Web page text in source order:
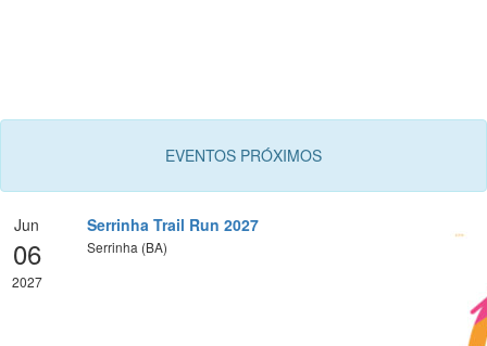
EVENTOS PRÓXIMOS
Jun
06
2027
Serrinha Trail Run 2027
Serrinha (BA)